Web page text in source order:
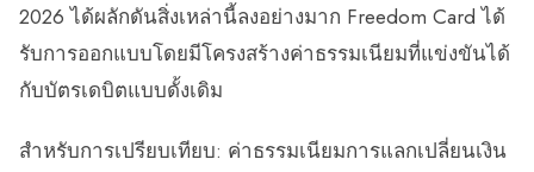
2026 ได้ผลักดันสิ่งเหล่านี้ลงอย่างมาก Freedom Card ได้
รับการออกแบบโดยมีโครงสร้างค่าธรรมเนียมที่แข่งขันได้
กับบัตรเดบิตแบบดั้งเดิม
สำหรับการเปรียบเทียบ: ค่าธรรมเนียมการแลกเปลี่ยนเงิน